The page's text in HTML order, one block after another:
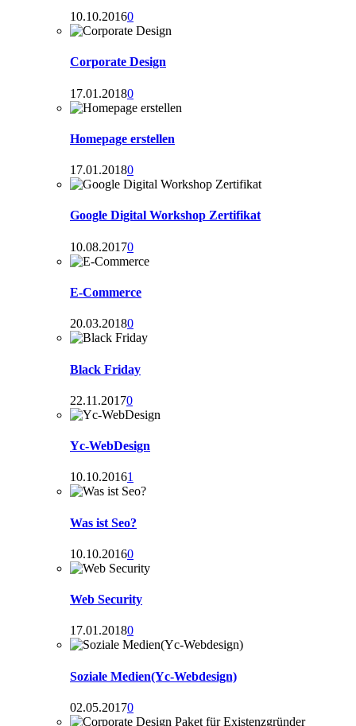
10.10.20160
Corporate Design
17.01.20180
Homepage erstellen
17.01.20180
Google Digital Workshop Zertifikat
10.08.20170
E-Commerce
20.03.20180
Black Friday
22.11.20170
Yc-WebDesign
10.10.20161
Was ist Seo?
10.10.20160
Web Security
17.01.20180
Soziale Medien(Yc-Webdesign)
02.05.20170